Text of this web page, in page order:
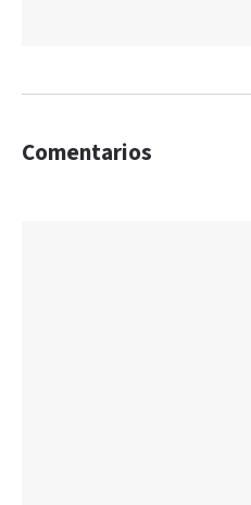
Comentarios